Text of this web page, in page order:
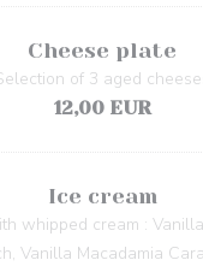
Cheese plate
of 3 aged
12,00 EUR
Ice cream
whipped cream :
Vanilla Macadamia